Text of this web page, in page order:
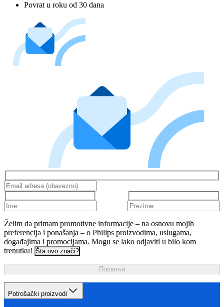
Povrat u roku od 30 dana
Želim da primam promotivne informacije – na osnovu mojih
preferencija i ponašanja – o Philips proizvodima, uslugama,
događajima i promocijama. Mogu se lako odjaviti u bilo kom
trenutku! Šta ovo znači?
Пошаљи
Potrošački proizvodi